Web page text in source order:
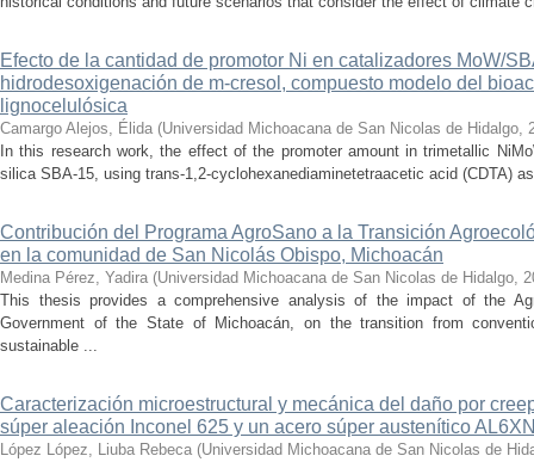
Efecto de la cantidad de promotor Ni en catalizadores MoW/
hidrodesoxigenación de m-cresol, compuesto modelo del
lignocelulósica
Camargo Alejos, Élida (Universidad Michoacana de San Nicolas de Hidalgo,
In this research work, the effect of the promoter amount in trimetallic
silica SBA-15, using trans-1,2-cyclohexanediaminetetraacetic acid (CDTA)
Contribución del Programa AgroSano a la Transición
en la comunidad de San Nicolás Obispo, Michoacán
Medina Pérez, Yadira (Universidad Michoacana de San Nicolas de Hidalgo,
This thesis provides a comprehensive analysis of the impact of the
Government of the State of Michoacán, on the transition from
sustainable ...
Caracterización microestructural y mecánica del daño por
súper aleación Inconel 625 y un acero súper austenítico
López López, Liuba Rebeca (Universidad Michoacana de San Nicolas de